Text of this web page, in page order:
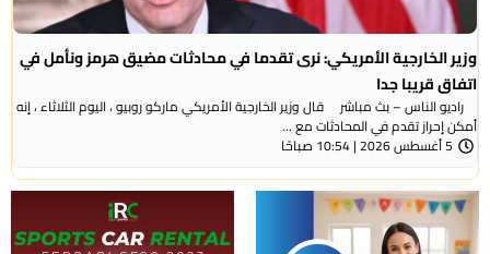
وزير الخارجية الأمريكي: نرى تقدما في محادثات مضيق هرمز ونأمل في
اتفاق قريبا جدا
راديو الناس – بث مباشر قال وزير الخارجية الأمريكي ماركو روبيو ، اليوم الثلاثاء ، إنه
أمكن إحراز تقدم في المحادثات مع ...
5 أغسطس 2026 | 10:54 صباحًا